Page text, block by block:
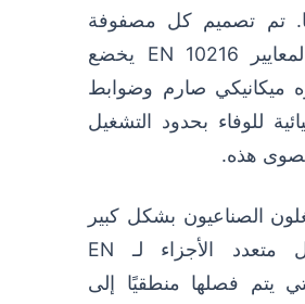
تم تصميم كل مصفوفة
إنتاج وفقًا لمعايير EN 10216 يخضع
ميكانيكي صارم وضوابط
للوفاء بحدود التشغيل
هذه.
الصناعيون بشكل كبير
على الهيكل متعدد الأجزاء لـ EN
والتي يتم فصلها منطقيًا إلى